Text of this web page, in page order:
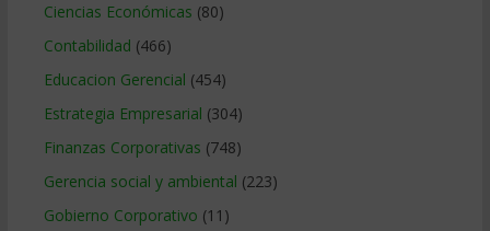
Ciencias Económicas (80)
Contabilidad (466)
Educacion Gerencial (454)
Estrategia Empresarial (304)
Finanzas Corporativas (748)
Gerencia social y ambiental (223)
Gobierno Corporativo (11)